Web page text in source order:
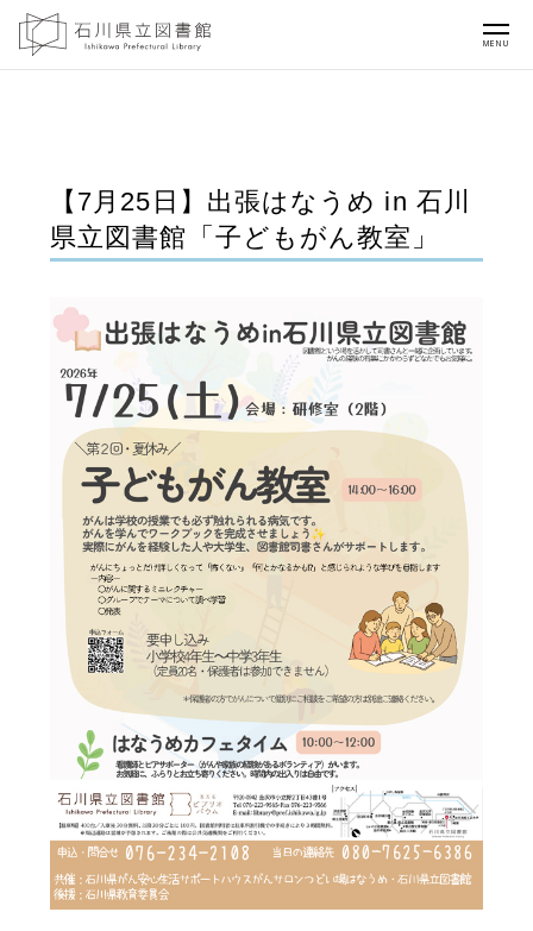
MENU
【7月25日】出張はなうめ in 石川
県立図書館「子どもがん教室」